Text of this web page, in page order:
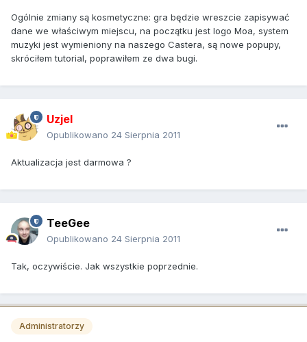
Ogólnie zmiany są kosmetyczne: gra będzie wreszcie zapisywać
dane we właściwym miejscu, na początku jest logo Moa, system
muzyki jest wymieniony na naszego Castera, są nowe popupy,
skróciłem tutorial, poprawiłem ze dwa bugi.
Uzjel
Opublikowano 24 Sierpnia 2011
Aktualizacja jest darmowa ?
TeeGee
Opublikowano 24 Sierpnia 2011
Tak, oczywiście. Jak wszystkie poprzednie.
Administratorzy